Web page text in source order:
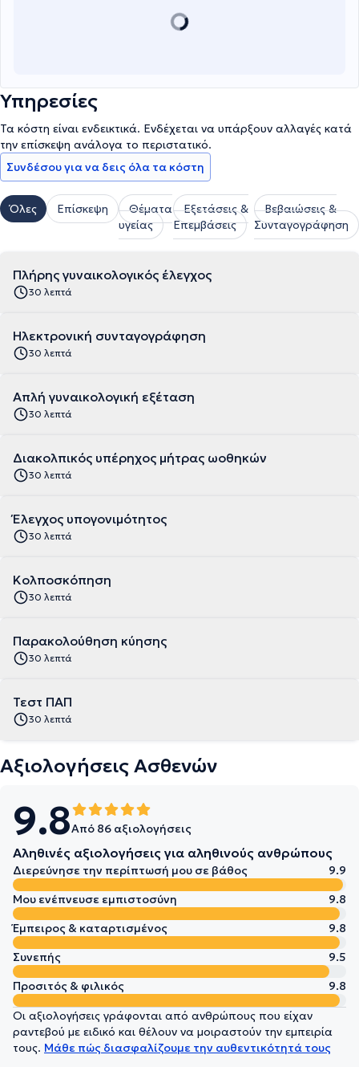
Υπηρεσίες
Τα κόστη είναι ενδεικτικά. Ενδέχεται να υπάρξουν αλλαγές κατά
την επίσκεψη ανάλογα το περιστατικό.
Συνδέσου για να δεις όλα τα κόστη
Όλες Επίσκεψη
Θέματα
υγείας
Εξετάσεις &
Επεμβάσεις
Βεβαιώσεις &
Συνταγογράφηση
Πλήρης γυναικολογικός έλεγχος
30 λεπτά
Ηλεκτρονική συνταγογράφηση
30 λεπτά
Απλή γυναικολογική εξέταση
30 λεπτά
Διακολπικός υπέρηχος μήτρας ωοθηκών
30 λεπτά
Έλεγχος υπογονιμότητος
30 λεπτά
Κολποσκόπηση
30 λεπτά
Παρακολούθηση κύησης
30 λεπτά
Τεστ ΠΑΠ
30 λεπτά
Αξιολογήσεις Ασθενών
9.8Από 86 αξιολογήσεις
Αληθινές αξιολογήσεις για αληθινούς ανθρώπους
Διερεύνησε την περίπτωσή μου σε βάθος
9.9
Μου ενέπνευσε εμπιστοσύνη
9.8
Έμπειρος & καταρτισμένος
9.8
Συνεπής
9.5
Προσιτός & φιλικός
9.8
Οι αξιολογήσεις γράφονται από ανθρώπους που είχαν
ραντεβού με ειδικό και θέλουν να μοιραστούν την εμπειρία
τους. Μάθε πώς διασφαλίζουμε την αυθεντικότητά τους